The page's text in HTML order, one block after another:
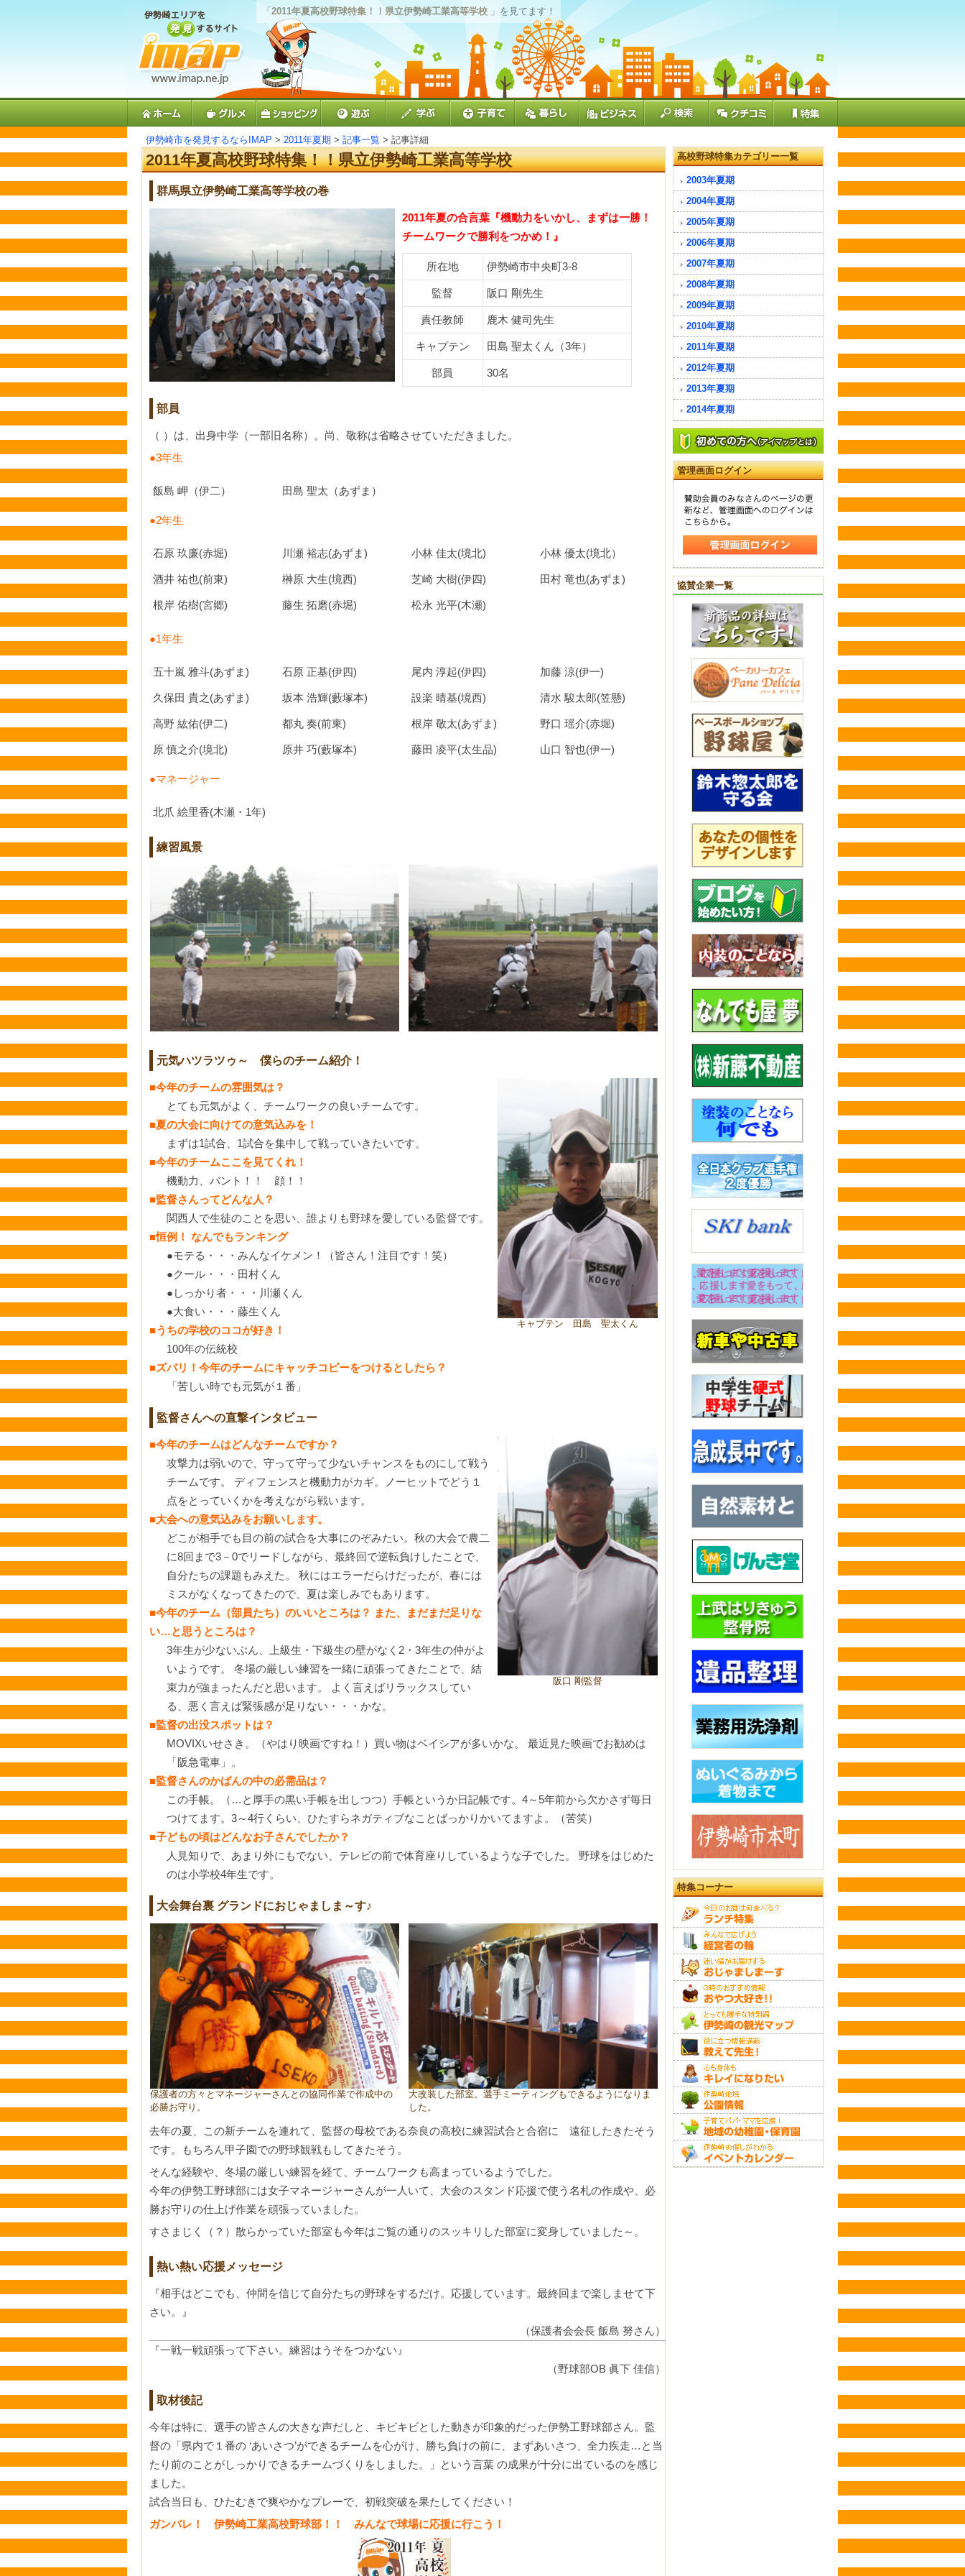
「2011年夏高校野球特集！！県立伊勢崎工業高等学校 」を見てます！
伊勢崎市を発見するならIMAP > 2011年夏期 > 記事一覧 > 記事詳細
2011年夏高校野球特集！！県立伊勢崎工業高等学校
群馬県立伊勢崎工業高等学校の巻
2011年夏の合言葉『機動力をいかし、まずは一勝！
チームワークで勝利をつかめ！』
所在地 伊勢崎市中央町3-8
監督 阪口 剛先生
責任教師 鹿木 健司先生
キャプテン 田島 聖太くん（3年）
部員 30名
部員
（ ）は、出身中学（一部旧名称）。尚、敬称は省略させていただきました。
●3年生
飯島 岬（伊二） 田島 聖太（あずま）
●2年生
石原 玖廉(赤堀) 川瀬 裕志(あずま) 小林 佳太(境北) 小林 優太(境北）
酒井 祐也(前東) 榊原 大生(境西) 芝崎 大樹(伊四) 田村 竜也(あずま)
根岸 佑樹(宮郷) 藤生 拓磨(赤堀) 松永 光平(木瀬)
●1年生
五十嵐 雅斗(あずま) 石原 正基(伊四) 尾内 淳起(伊四) 加藤 涼(伊一)
久保田 貴之(あずま) 坂本 浩輝(藪塚本) 設楽 晴基(境西) 清水 駿太郎(笠懸)
高野 紘佑(伊二) 都丸 奏(前東) 根岸 敬太(あずま) 野口 瑶介(赤堀)
原 慎之介(境北) 原井 巧(藪塚本) 藤田 凌平(太生品) 山口 智也(伊一)
●マネージャー
北爪 絵里香(木瀬・1年)
練習風景
元気ハツラツゥ～ 僕らのチーム紹介！
キャプテン 田島 聖太くん
■今年のチームの雰囲気は？
とても元気がよく、チームワークの良いチームです。
■夏の大会に向けての意気込みを！
まずは1試合、1試合を集中して戦っていきたいです。
■今年のチームここを見てくれ！
機動力、バント！！ 顔！！
■監督さんってどんな人？
関西人で生徒のことを思い、誰よりも野球を愛している監督です。
■恒例！ なんでもランキング
●モテる・・・みんなイケメン！（皆さん！注目です！笑）
●クール・・・田村くん
●しっかり者・・・川瀬くん
●大食い・・・藤生くん
■うちの学校のココが好き！
100年の伝統校
■ズバリ！今年のチームにキャッチコピーをつけるとしたら？
「苦しい時でも元気が１番」
監督さんへの直撃インタビュー
阪口 剛監督
■今年のチームはどんなチームですか？
攻撃力は弱いので、守って守って少ないチャンスをものにして戦う
チームです。 ディフェンスと機動力がカギ。ノーヒットでどう１
点をとっていくかを考えながら戦います。
■大会への意気込みをお願いします。
どこが相手でも目の前の試合を大事にのぞみたい。秋の大会で農二
に8回まで3－0でリードしながら、最終回で逆転負けしたことで、
自分たちの課題もみえた。 秋にはエラーだらけだったが、春には
ミスがなくなってきたので、夏は楽しみでもあります。
■今年のチーム（部員たち）のいいところは？ また、まだまだ足りな
い…と思うところは？
3年生が少ないぶん、上級生・下級生の壁がなく2・3年生の仲がよ
いようです。 冬場の厳しい練習を一緒に頑張ってきたことで、結
束力が強まったんだと思います。 よく言えばリラックスしてい
る、悪く言えば緊張感が足りない・・・かな。
■監督の出没スポットは？
MOVIXいせさき。（やはり映画ですね！）買い物はベイシアが多いかな。 最近見た映画でお勧めは
「阪急電車」。
■監督さんのかばんの中の必需品は？
この手帳。（…と厚手の黒い手帳を出しつつ）手帳というか日記帳です。4～5年前から欠かさず毎日
つけてます。3～4行くらい、ひたすらネガティブなことばっかりかいてますよ。（苦笑）
■子どもの頃はどんなお子さんでしたか？
人見知りで、あまり外にもでない、テレビの前で体育座りしているような子でした。 野球をはじめた
のは小学校4年生です。
大会舞台裏 グランドにおじゃましま～す♪
保護者の方々とマネージャーさんとの協同作業で作成中の
必勝お守り。
大改装した部室。選手ミーティングもできるようになりま
した。
去年の夏、この新チームを連れて、監督の母校である奈良の高校に練習試合と合宿に 遠征したきたそう
です。もちろん甲子園での野球観戦もしてきたそう。
そんな経験や、冬場の厳しい練習を経て、チームワークも高まっているようでした。
今年の伊勢工野球部には女子マネージャーさんが一人いて、大会のスタンド応援で使う名札の作成や、必
勝お守りの仕上げ作業を頑張っていました。
すさまじく（？）散らかっていた部室も今年はご覧の通りのスッキリした部室に変身していました～。
熱い熱い応援メッセージ
『相手はどこでも、仲間を信じて自分たちの野球をするだけ。応援しています。最終回まで楽しませて下
さい。』
（保護者会会長 飯島 努さん）
『一戦一戦頑張って下さい。練習はうそをつかない』
（野球部OB 眞下 佳信）
取材後記
今年は特に、選手の皆さんの大きな声だしと、キビキビとした動きが印象的だった伊勢工野球部さん。監
督の「県内で１番の ‘あいさつ’ができるチームを心がけ、勝ち負けの前に、まずあいさつ、全力疾走…と当
たり前のことがしっかりできるチームづくりをしました。」という言葉 の成果が十分に出ているのを感じ
ました。
試合当日も、ひたむきで爽やかなプレーで、初戦突破を果たしてください！
ガンバレ！ 伊勢崎工業高校野球部！！ みんなで球場に応援に行こう！
高校野球特集カテゴリー一覧
2003年夏期
2004年夏期
2005年夏期
2006年夏期
2007年夏期
2008年夏期
2009年夏期
2010年夏期
2011年夏期
2012年夏期
2013年夏期
2014年夏期
管理画面ログイン
協賛企業一覧
特集コーナー